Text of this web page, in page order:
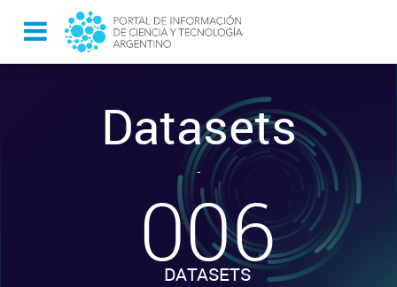
Datasets
-
006
DATASETS